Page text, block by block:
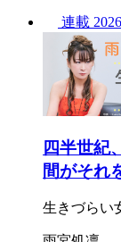
連載 2026
四半世紀
間がそれ
生きづらい